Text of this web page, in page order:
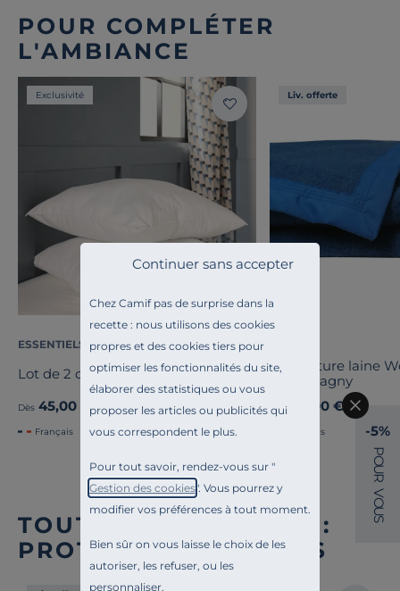
Chez Camif pas de surprise dans la
recette : nous utilisons des cookies
propres et des cookies tiers pour
optimiser les fonctionnalités du site,
élaborer des statistiques ou vous
proposer les articles ou publicités qui
vous correspondent le plus.
Pour tout savoir, rendez-vous sur "
Gestion des cookies". Vous pourrez y
modifier vos préférences à tout moment.
Bien sûr on vous laisse le choix de les
autoriser, les refuser, ou les
personnaliser.
Continuer sans accepter
POUR COMPLÉTER
L'AMBIANCE
Exclusivité
ESSENTIELS PAR CAMIF
Lot de 2 oreillers Pacôme
Dès 45,00 €
Français
Liv. offerte
Couverture laine
Champagny
Dès 89,00 €
Français
TOUTE NOTRE OFFRE :
PROTÈGES OREILLERS
-5%
P
O
U
R
V
O
U
S